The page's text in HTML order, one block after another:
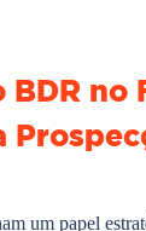
BDR no
um papel